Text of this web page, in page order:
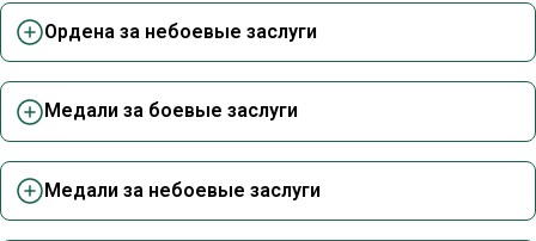
Ордена за небоевые заслуги
Медали за боевые заслуги
Медали за небоевые заслуги